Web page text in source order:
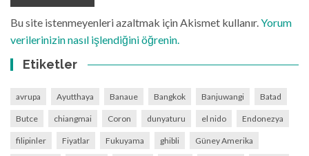
Bu site istenmeyenleri azaltmak için Akismet kullanır. Yorum
verilerinizin nasıl işlendiğini öğrenin.
Etiketler
avrupa Ayutthaya Banaue Bangkok Banjuwangi Batad
Butce chiangmai Coron dunyaturu el nido Endonezya
filipinler Fiyatlar Fukuyama ghibli Güney Amerika